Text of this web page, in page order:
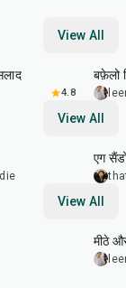
View All
4.8
बफ़ेलो
View All
एग
View All
मीठे